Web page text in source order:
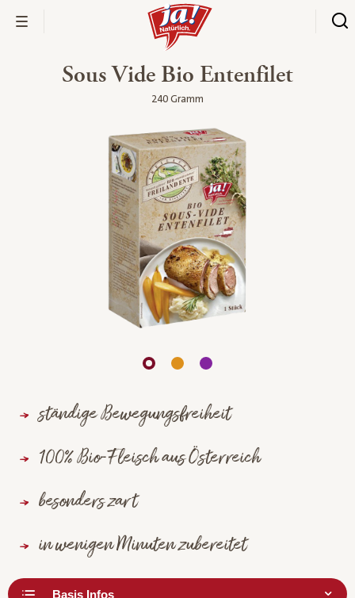
Sous Vide Bio Entenfilet
240 Gramm
ständige Bewegungsfreiheit
100% Bio-Fleisch aus Österreich
besonders zart
in wenigen Minuten zubereitet